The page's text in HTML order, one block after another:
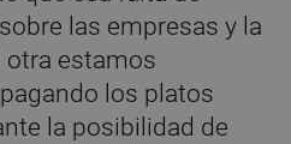
las empresas y la
otra estamos
los platos
la posibilidad de